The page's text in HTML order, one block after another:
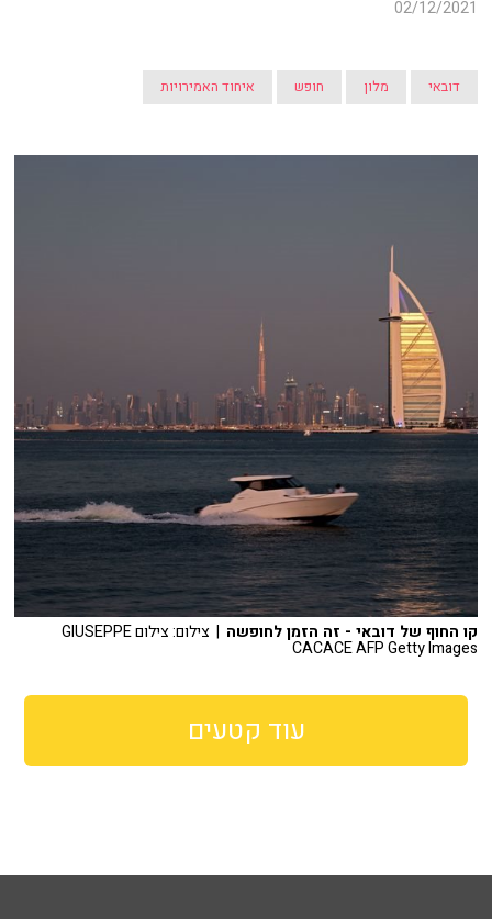
02/12/2021
דובאי מלון חופש איחוד האמירויות
קו החוף של דובאי - זה הזמן לחופשה | צילום: צילום GIUSEPPE
CACACE AFP Getty Images
עוד קטעים